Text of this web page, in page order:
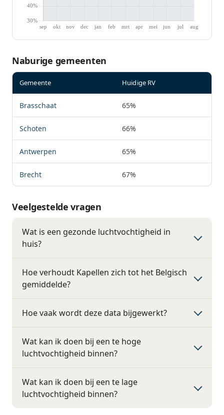
Naburige gemeenten
Gemeente Huidige RV
Brasschaat 65%
Schoten 66%
Antwerpen 65%
Brecht 67%
Veelgestelde vragen
Wat is een gezonde luchtvochtigheid in
huis?
Hoe verhoudt Kapellen zich tot het Belgisch
gemiddelde?
Hoe vaak wordt deze data bijgewerkt?
Wat kan ik doen bij een te hoge
luchtvochtigheid binnen?
Wat kan ik doen bij een te lage
luchtvochtigheid binnen?